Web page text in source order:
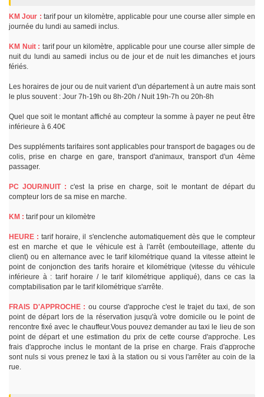
KM Jour : tarif pour un kilomètre, applicable pour une course aller simple en
journée du lundi au samedi inclus.
KM Nuit : tarif pour un kilomètre, applicable pour une course aller simple de
nuit du lundi au samedi inclus ou de jour et de nuit les dimanches et jours
fériés.
Les horaires de jour ou de nuit varient d'un département à un autre mais sont
le plus souvent : Jour 7h-19h ou 8h-20h / Nuit 19h-7h ou 20h-8h
Quel que soit le montant affiché au compteur la somme à payer ne peut être
inférieure à 6.40€
Des suppléments tarifaires sont applicables pour transport de bagages ou de
colis, prise en charge en gare, transport d'animaux, transport d'un 4ème
passager.
PC JOUR/NUIT : c'est la prise en charge, soit le montant de départ du
compteur lors de sa mise en marche.
KM : tarif pour un kilomètre
HEURE : tarif horaire, il s'enclenche automatiquement dès que le compteur
est en marche et que le véhicule est à l'arrêt (embouteillage, attente du
client) ou en alternance avec le tarif kilométrique quand la vitesse atteint le
point de conjonction des tarifs horaire et kilométrique (vitesse du véhicule
inférieure à : tarif horaire / le tarif kilométrique appliqué), dans ce cas la
comptabilisation par le tarif kilométrique s'arrête.
FRAIS D'APPROCHE : ou course d'approche c'est le trajet du taxi, de son
point de départ lors de la réservation jusqu'à votre domicile ou le point de
rencontre fixé avec le chauffeur.Vous pouvez demander au taxi le lieu de son
point de départ et une estimation du prix de cette course d'approche. Les
frais d'approche inclus le montant de la prise en charge. Frais d'approche
sont nuls si vous prenez le taxi à la station ou si vous l'arrêter au coin de la
rue.